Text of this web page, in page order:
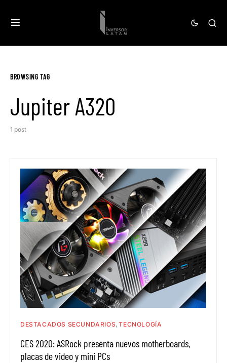
BROWSING TAG
Jupiter A320
1 post
DESTACADOS SECUNDARIOS TECNOLOGÍA
CES 2020: ASRock presenta nuevos motherboards,
placas de video y mini PCs